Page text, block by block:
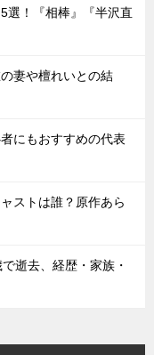
選！『相棒』『半沢直
妻や檀れいとの結
にもおすすめの代表
ストは誰？原作あら
逝去、経歴・家族・